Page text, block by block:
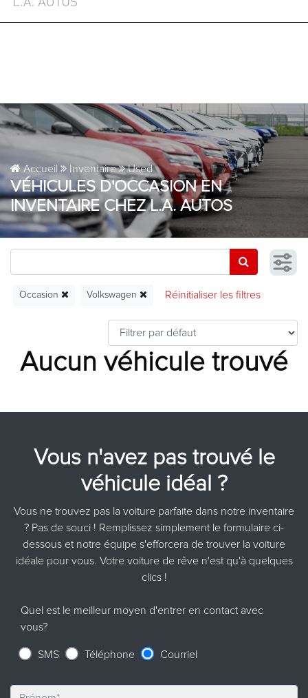
Accueil Inventaire Used
VÉHICULES D'OCCASION EN
INVENTAIRE CHEZ L.A. AUTOS
Occasion Volkswagen
Aucun véhicule trouvé
Vous n'avez pas trouvé le
véhicule idéal ?
Vous ne trouvez pas la voiture parfaite dans notre inventaire
? Pas de souci ! Remplissez simplement le formulaire ci-
dessous et notre équipe s'efforcera de trouver la voiture
idéale pour vous. Votre voiture de rêve n'est qu'à quelques
clics !
Quel est le meilleur moyen d'entrer en contact avec
vous?
SMS Téléphone Courriel